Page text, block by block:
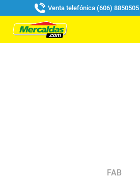
Venta telefónica (606) 8850505
FAB